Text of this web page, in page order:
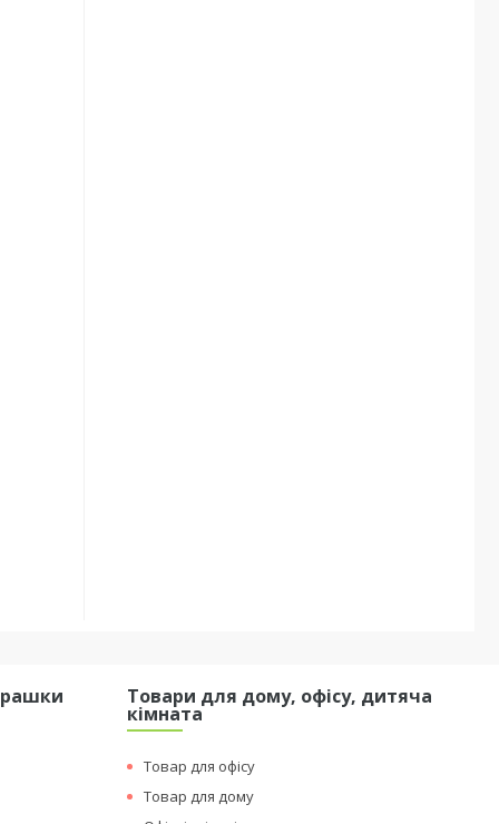
Товари для дому, офісу, дитяча
кімната
Товар для офісу
Товар для дому